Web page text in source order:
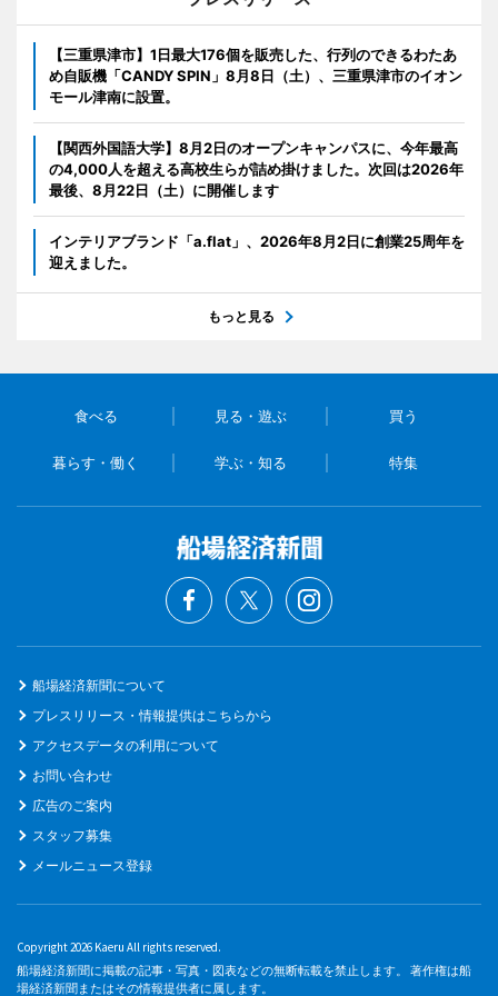
【三重県津市】1日最大176個を販売した、行列のできるわたあ
め自販機「CANDY SPIN」8月8日（土）、三重県津市のイオン
モール津南に設置。
【関西外国語大学】8月2日のオープンキャンパスに、今年最高
の4,000人を超える高校生らが詰め掛けました。次回は2026年
最後、8月22日（土）に開催します
インテリアブランド「a.flat」、2026年8月2日に創業25周年を
迎えました。
もっと見る
食べる 見る・遊ぶ 買う
暮らす・働く 学ぶ・知る 特集
船場経済新聞について
プレスリリース・情報提供はこちらから
アクセスデータの利用について
お問い合わせ
広告のご案内
スタッフ募集
メールニュース登録
Copyright 2026 Kaeru All rights reserved.
船場経済新聞に掲載の記事・写真・図表などの無断転載を禁止します。 著作権は船
場経済新聞またはその情報提供者に属します。